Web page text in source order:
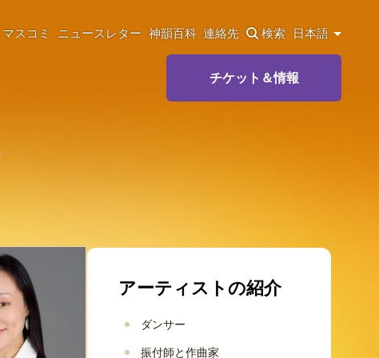
マスコミ ニュースレター 神韻百科 連絡先 検索 日本語
チケット＆情報
アーティストの紹介
ダンサー
振付師と作曲家